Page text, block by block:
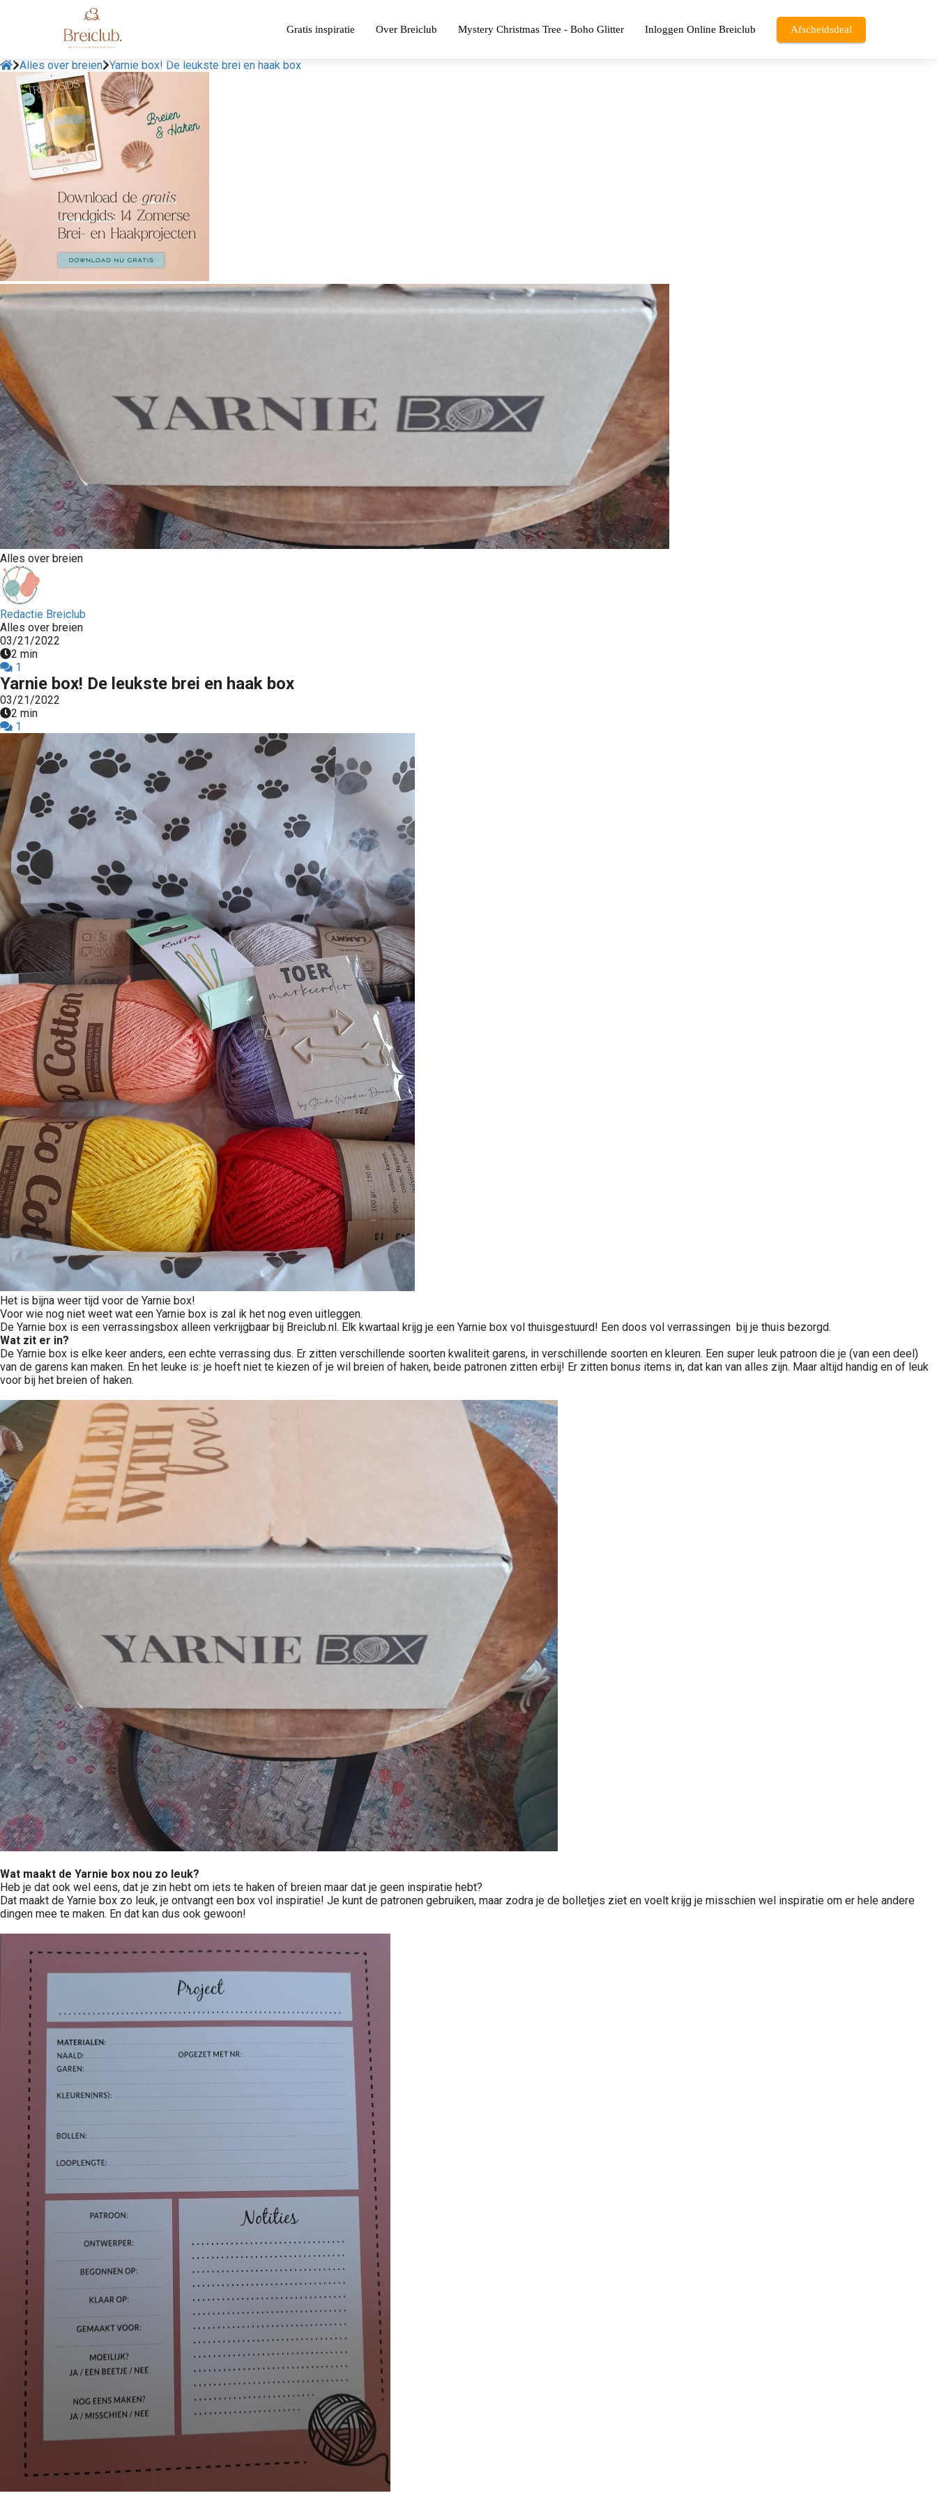
Gratis inspiratie Over Breiclub Mystery Christmas Tree - Boho Glitter Inloggen Online Breiclub Afscheidsdeal
Alles over breien Yarnie box! De leukste brei en haak box
Alles over breien
Redactie Breiclub
Alles over breien
03/21/2022
2 min
1
Yarnie box! De leukste brei en haak box
03/21/2022
2 min
1
Het is bijna weer tijd voor de Yarnie box!
Voor wie nog niet weet wat een Yarnie box is zal ik het nog even uitleggen.
De Yarnie box is een verrassingsbox alleen verkrijgbaar bij Breiclub.nl. Elk kwartaal krijg je een Yarnie box vol thuisgestuurd! Een doos vol verrassingen bij je thuis bezorgd.
Wat zit er in?
De Yarnie box is elke keer anders, een echte verrassing dus. Er zitten verschillende soorten kwaliteit garens, in verschillende soorten en kleuren. Een super leuk patroon die je (van een deel)
van de garens kan maken. En het leuke is: je hoeft niet te kiezen of je wil breien of haken, beide patronen zitten erbij! Er zitten bonus items in, dat kan van alles zijn. Maar altijd handig en of leuk
voor bij het breien of haken.
Wat maakt de Yarnie box nou zo leuk?
Heb je dat ook wel eens, dat je zin hebt om iets te haken of breien maar dat je geen inspiratie hebt?
Dat maakt de Yarnie box zo leuk, je ontvangt een box vol inspiratie! Je kunt de patronen gebruiken, maar zodra je de bolletjes ziet en voelt krijg je misschien wel inspiratie om er hele andere
dingen mee te maken. En dat kan dus ook gewoon!